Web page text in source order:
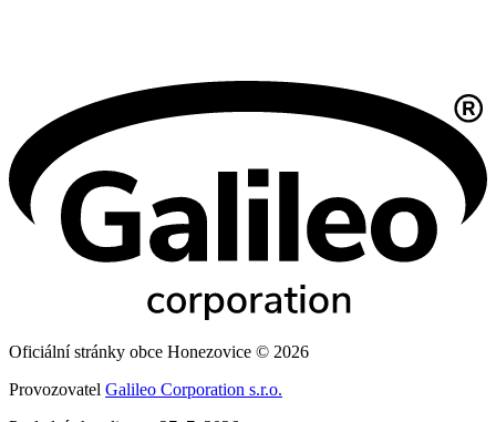
Oficiální stránky obce Honezovice © 2026
Provozovatel Galileo Corporation s.r.o.